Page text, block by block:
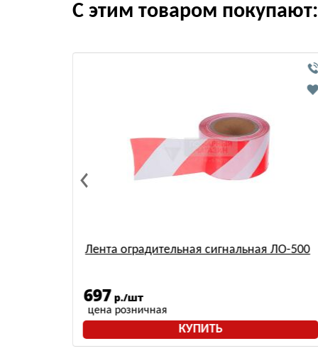
С этим товаром покупают:
Лента оградительная сигнальная ЛО-500
697 р./шт
цена розничная
КУПИТЬ